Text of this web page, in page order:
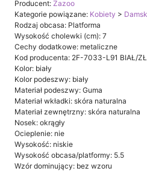
Producent: Zazoo
Kategorie powiązane: Kobiety >
Rodzaj obcasa: Platforma
Wysokość cholewki (cm): 7
Cechy dodatkowe: metaliczne
Kod producenta: 2F-7033-L91 BIAŁ/ZŁ
Kolor: biały
Kolor podeszwy: biały
Materiał podeszwy: Guma
Materiał wkładki: skóra naturalna
Materiał zewnętrzny: skóra naturalna
Nosek: okrągły
Ocieplenie: nie
Wysokość: niskie
Wysokość obcasa/platformy: 5.5
Wzór dominujący: bez wzoru